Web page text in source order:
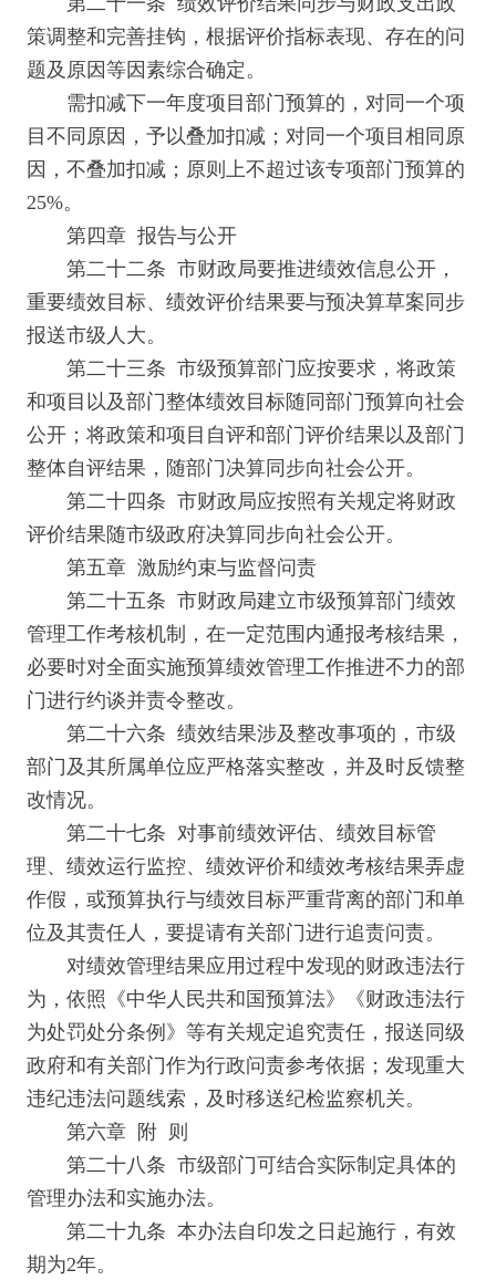
策调整和完善挂钩，根据评价指标表现、存在的问
题及原因等因素综合确定。
需扣减下一年度项目部门预算的，对同一个项
目不同原因，予以叠加扣减；对同一个项目相同原
因，不叠加扣减；原则上不超过该专项部门预算的
25%。
第四章 报告与公开
第二十二条 市财政局要推进绩效信息公开，
重要绩效目标、绩效评价结果要与预决算草案同步
报送市级人大。
第二十三条 市级预算部门应按要求，将政策
和项目以及部门整体绩效目标随同部门预算向社会
公开；将政策和项目自评和部门评价结果以及部门
整体自评结果，随部门决算同步向社会公开。
第二十四条 市财政局应按照有关规定将财政
评价结果随市级政府决算同步向社会公开。
第五章 激励约束与监督问责
第二十五条 市财政局建立市级预算部门绩效
管理工作考核机制，在一定范围内通报考核结果，
必要时对全面实施预算绩效管理工作推进不力的部
门进行约谈并责令整改。
第二十六条 绩效结果涉及整改事项的，市级
部门及其所属单位应严格落实整改，并及时反馈整
改情况。
第二十七条 对事前绩效评估、绩效目标管
理、绩效运行监控、绩效评价和绩效考核结果弄虚
作假，或预算执行与绩效目标严重背离的部门和单
位及其责任人，要提请有关部门进行追责问责。
对绩效管理结果应用过程中发现的财政违法行
为，依照《中华人民共和国预算法》《财政违法行
为处罚处分条例》等有关规定追究责任，报送同级
政府和有关部门作为行政问责参考依据；发现重大
违纪违法问题线索，及时移送纪检监察机关。
第六章 附 则
第二十八条 市级部门可结合实际制定具体的
管理办法和实施办法。
第二十九条 本办法自印发之日起施行，有效
期为2年。